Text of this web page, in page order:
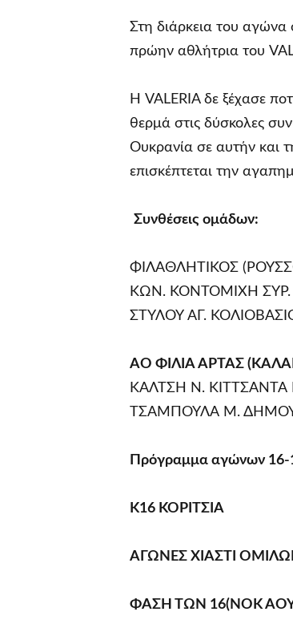
Στη διάρκεια του
πρώην αθλήτρια του
Η VALERIA δε ξέχασε
θερμά στις δύσκολες
Ουκρανία σε αυτήν και
επισκέπτεται την
Συνθέσεις ομάδων:
ΦΙΛΑΘΛΗΤΙΚΟΣ
ΚΩΝ. ΚΟΝΤΟΜΙΧΗ
ΣΤΥΛΟΥ ΑΓ.
ΑΟ ΦΙΛΙΑ ΑΡΤΑΣ
ΚΑΛΤΣΗ Ν.
ΤΣΑΜΠΟΥΛΑ Μ. ΔΗΜΟΥ
Πρόγραμμα αγώνων
Κ16 ΚΟΡΙΤΣΙΑ
ΑΓΩΝΕΣ ΧΙΑΣΤΙ
ΦΑΣΗ ΤΩΝ 16(ΝΟΚ